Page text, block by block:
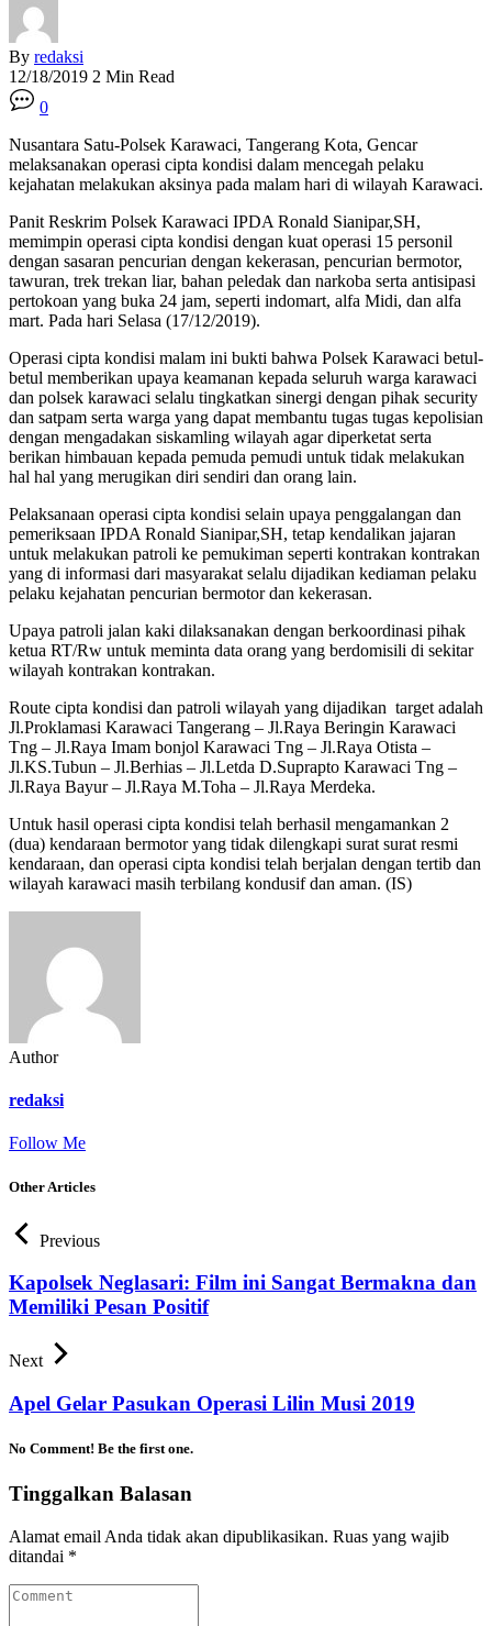
By redaksi
12/18/2019 2 Min Read
0
Nusantara Satu-Polsek Karawaci, Tangerang Kota, Gencar
melaksanakan operasi cipta kondisi dalam mencegah pelaku
kejahatan melakukan aksinya pada malam hari di wilayah Karawaci.
Panit Reskrim Polsek Karawaci IPDA Ronald Sianipar,SH,
memimpin operasi cipta kondisi dengan kuat operasi 15 personil
dengan sasaran pencurian dengan kekerasan, pencurian bermotor,
tawuran, trek trekan liar, bahan peledak dan narkoba serta antisipasi
pertokoan yang buka 24 jam, seperti indomart, alfa Midi, dan alfa
mart. Pada hari Selasa (17/12/2019).
Operasi cipta kondisi malam ini bukti bahwa Polsek Karawaci betul-
betul memberikan upaya keamanan kepada seluruh warga karawaci
dan polsek karawaci selalu tingkatkan sinergi dengan pihak security
dan satpam serta warga yang dapat membantu tugas tugas kepolisian
dengan mengadakan siskamling wilayah agar diperketat serta
berikan himbauan kepada pemuda pemudi untuk tidak melakukan
hal hal yang merugikan diri sendiri dan orang lain.
Pelaksanaan operasi cipta kondisi selain upaya penggalangan dan
pemeriksaan IPDA Ronald Sianipar,SH, tetap kendalikan jajaran
untuk melakukan patroli ke pemukiman seperti kontrakan kontrakan
yang di informasi dari masyarakat selalu dijadikan kediaman pelaku
pelaku kejahatan pencurian bermotor dan kekerasan.
Upaya patroli jalan kaki dilaksanakan dengan berkoordinasi pihak
ketua RT/Rw untuk meminta data orang yang berdomisili di sekitar
wilayah kontrakan kontrakan.
Route cipta kondisi dan patroli wilayah yang dijadikan target adalah
Jl.Proklamasi Karawaci Tangerang – Jl.Raya Beringin Karawaci
Tng – Jl.Raya Imam bonjol Karawaci Tng – Jl.Raya Otista –
Jl.KS.Tubun – Jl.Berhias – Jl.Letda D.Suprapto Karawaci Tng –
Jl.Raya Bayur – Jl.Raya M.Toha – Jl.Raya Merdeka.
Untuk hasil operasi cipta kondisi telah berhasil mengamankan 2
(dua) kendaraan bermotor yang tidak dilengkapi surat surat resmi
kendaraan, dan operasi cipta kondisi telah berjalan dengan tertib dan
wilayah karawaci masih terbilang kondusif dan aman. (IS)
Author
redaksi
Follow Me
Other Articles
Previous
Kapolsek Neglasari: Film ini Sangat Bermakna dan
Memiliki Pesan Positif
Next
Apel Gelar Pasukan Operasi Lilin Musi 2019
No Comment! Be the first one.
Tinggalkan Balasan
Alamat email Anda tidak akan dipublikasikan. Ruas yang wajib
ditandai *